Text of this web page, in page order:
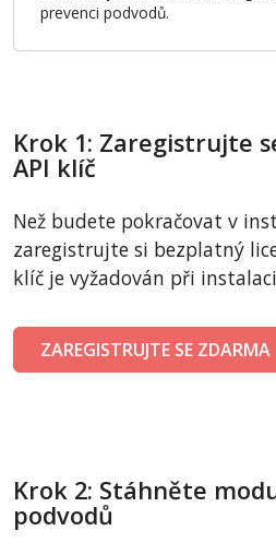
prevenci podvodů.
Krok 1: Zaregistrujte
API klíč
Než budete pokračovat v
zaregistrujte si bezplatný
klíč je vyžadován při
ZAREGISTRUJTE SE ZDARMA
Krok 2: Stáhněte
podvodů